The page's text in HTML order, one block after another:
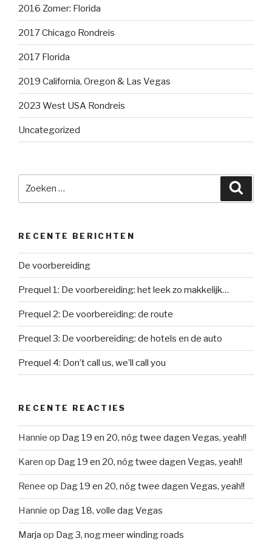
2016 Zomer: Florida
2017 Chicago Rondreis
2017 Florida
2019 California, Oregon & Las Vegas
2023 West USA Rondreis
Uncategorized
RECENTE BERICHTEN
De voorbereiding
Prequel 1: De voorbereiding: het leek zo makkelijk…
Prequel 2: De voorbereiding: de route
Prequel 3: De voorbereiding: de hotels en de auto
Prequel 4: Don’t call us, we’ll call you
RECENTE REACTIES
Hannie op Dag 19 en 20, nóg twee dagen Vegas, yeah!!
Karen op Dag 19 en 20, nóg twee dagen Vegas, yeah!!
Renee op Dag 19 en 20, nóg twee dagen Vegas, yeah!!
Hannie op Dag 18, volle dag Vegas
Marja op Dag 3, nog meer winding roads